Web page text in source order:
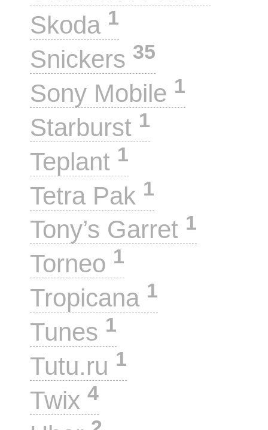
Skoda 1
Snickers 35
Sony Mobile 1
Starburst 1
Teplant 1
Tetra Pak 1
Tony’s Garret 1
Torneo 1
Tropicana 1
Tunes 1
Tutu.ru 1
Twix 4